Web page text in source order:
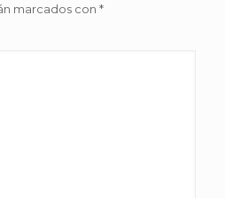
marcados con *